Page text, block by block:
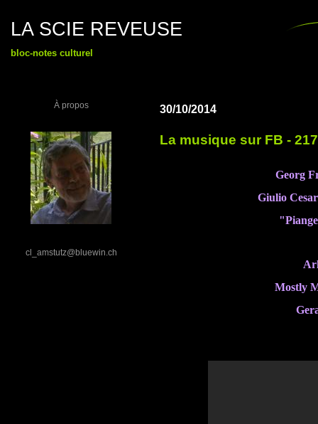
LA SCIE REVEUSE
bloc-notes culturel
À propos
cl_amstutz@bluewin.ch
30/10/2014
La musique sur FB -
Georg
Giulio
Mostly